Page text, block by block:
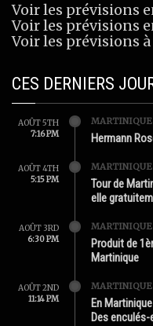
Voir les prévisions
Voir les prévisions
Voir les prévisions
CES DERNIERS
AOÛT 5TH
7:16 PM
MARTINIQUE
Hermann
AOÛT 4TH
5:15 PM
MARTINIQUE
Tour de
elle
AOÛT 3RD
6:30 PM
MARTINIQUE
Produit de
Martinique
AOÛT 2ND
11:14 PM
MARTINIQUE
En
Des enculés-